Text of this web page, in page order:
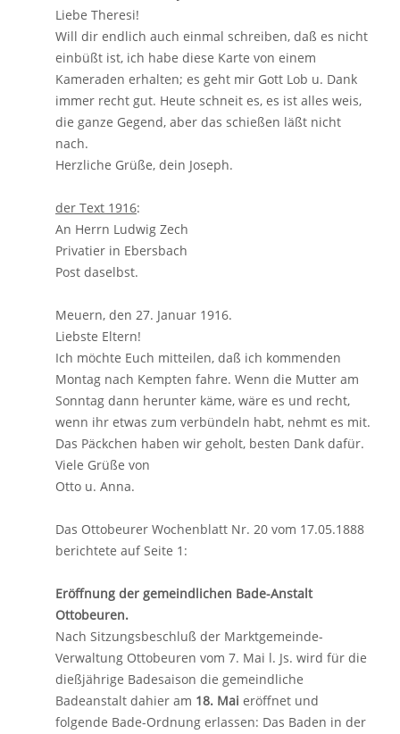
Liebe Theresi!
Will dir endlich auch einmal schreiben, daß es nicht
einbüßt ist, ich habe diese Karte von einem
Kameraden erhalten; es geht mir Gott Lob u. Dank
immer recht gut. Heute schneit es, es ist alles weis,
die ganze Gegend, aber das schießen läßt nicht
nach.
Herzliche Grüße, dein Joseph.
der Text 1916:
An Herrn Ludwig Zech
Privatier in Ebersbach
Post daselbst.
Meuern, den 27. Januar 1916.
Liebste Eltern!
Ich möchte Euch mitteilen, daß ich kommenden
Montag nach Kempten fahre. Wenn die Mutter am
Sonntag dann herunter käme, wäre es und recht,
wenn ihr etwas zum verbündeln habt, nehmt es mit.
Das Päckchen haben wir geholt, besten Dank dafür.
Viele Grüße von
Otto u. Anna.
Das Ottobeurer Wochenblatt Nr. 20 vom 17.05.1888
berichtete auf Seite 1:
Eröffnung der gemeindlichen Bade-Anstalt
Ottobeuren.
Nach Sitzungsbeschluß der Marktgemeinde-
Verwaltung Ottobeuren vom 7. Mai l. Js. wird für die
dießjährige Badesaison die gemeindliche
Badeanstalt dahier am 18. Mai eröffnet und
folgende Bade-Ordnung erlassen: Das Baden in der